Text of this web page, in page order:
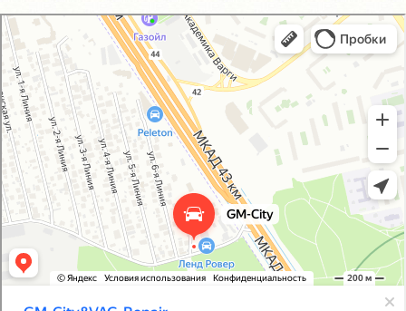
GM-City&VAG-Repair
Автосервис, автотехцентр в Москве
Магазин автозапчастей и автотоваров в Москве